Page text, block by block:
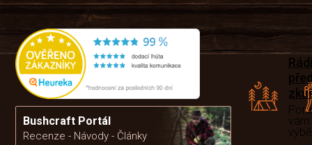
Bushcraft Portál
Recenze - Návody - Články
Rádi
vám